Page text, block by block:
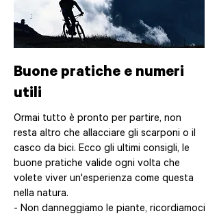
Buone pratiche e numeri
utili
​Ormai tutto è pronto per partire, non
resta altro che allacciare gli scarponi o il
casco da bici. Ecco gli ultimi consigli, le
buone pratiche valide ogni volta che
volete viver un'esperienza come questa
nella natura.
- Non danneggiamo le piante, ricordiamoci